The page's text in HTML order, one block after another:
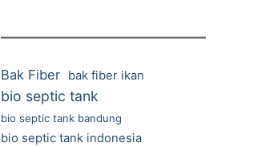
Bak Fiber bak fiber ikan
bio septic tank
bio septic tank bandung
bio septic tank indonesia